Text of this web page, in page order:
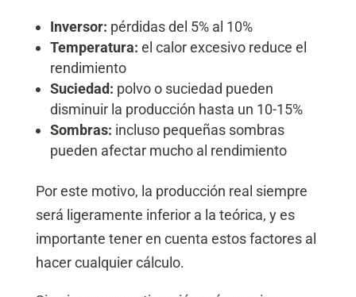
Inversor: pérdidas del 5% al 10%
Temperatura: el calor excesivo reduce el
rendimiento
Suciedad: polvo o suciedad pueden
disminuir la producción hasta un 10-15%
Sombras: incluso pequeñas sombras
pueden afectar mucho al rendimiento
Por este motivo, la producción real siempre
será ligeramente inferior a la teórica, y es
importante tener en cuenta estos factores al
hacer cualquier cálculo.